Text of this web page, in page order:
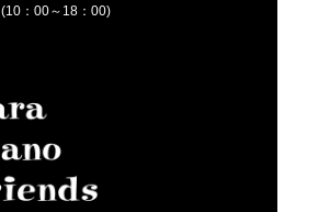
(10：00～18：00)